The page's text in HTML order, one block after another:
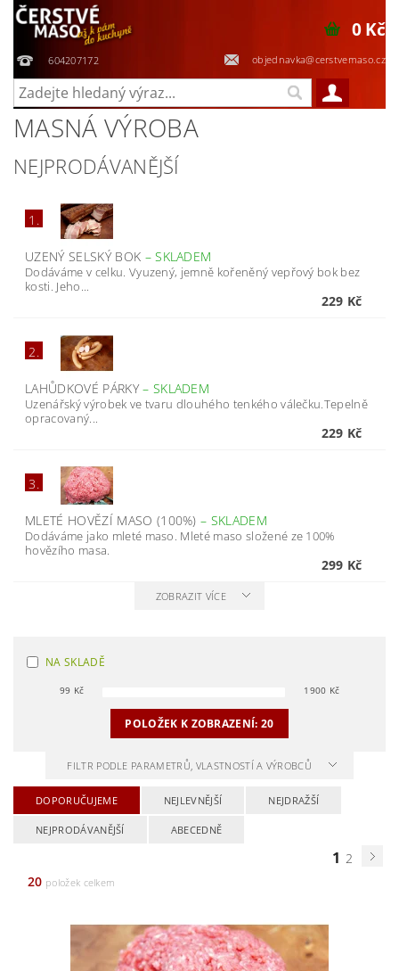
604207172 objednavka@cerstvemaso.cz
0 Kč
MASNÁ VÝROBA
NEJPRODÁVANĚJŠÍ
1.
UZENÝ SELSKÝ BOK –SKLADEM
Dodáváme v celku. Vyuzený, jemně kořeněný vepřový bok bez
kosti. Jeho...
229 Kč
2.
LAHŮDKOVÉ PÁRKY– SKLADEM
Uzenářský výrobek ve tvaru dlouhého tenkého válečku.Tepelně
opracovaný...
229 Kč
3.
MLETÉ HOVĚZÍ MASO (100%)– SKLADEM
Dodáváme jako mleté maso. Mleté maso složené ze 100%
hovězího masa.
299 Kč
ZOBRAZIT VÍCE
NA SKLADĚ
99 Kč 1900 Kč
POLOŽEK K ZOBRAZENÍ:20
FILTR PODLE PARAMETRŮ, VLASTNOSTÍ A VÝROBCŮ
DOPORUČUJEME NEJLEVNĚJŠÍ NEJDRAŽŠÍ
NEJPRODÁVANĚJŠÍ ABECEDNĚ
1 2
20 položek celkem